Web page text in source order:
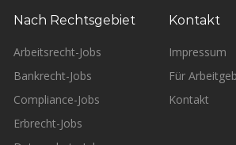
Nach Rechtsgebiet
Arbeitsrecht-Jobs
Bankrecht-Jobs
Compliance-Jobs
Erbrecht-Jobs
Kontakt
Impressum
Für
Kontakt